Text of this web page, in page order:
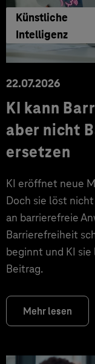
Künstliche
Intelligenz
22.07.2026
KI kann
aber nicht
ersetzen
KI eröffnet neue
Doch sie löst
an barrierefreie
Barrierefreiheit
beginnt und KI
Beitrag.
Mehr lesen